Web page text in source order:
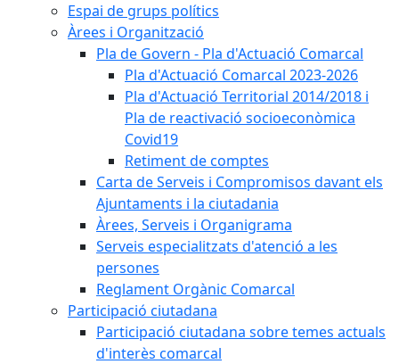
Espai de grups polítics
Àrees i Organització
Pla de Govern - Pla d'Actuació Comarcal
Pla d'Actuació Comarcal 2023-2026
Pla d'Actuació Territorial 2014/2018 i
Pla de reactivació socioeconòmica
Covid19
Retiment de comptes
Carta de Serveis i Compromisos davant els
Ajuntaments i la ciutadania
Àrees, Serveis i Organigrama
Serveis especialitzats d'atenció a les
persones
Reglament Orgànic Comarcal
Participació ciutadana
Participació ciutadana sobre temes actuals
d'interès comarcal